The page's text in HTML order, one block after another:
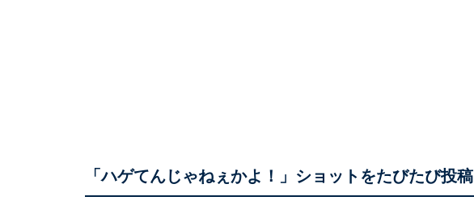
「ハゲてんじゃねぇかよ！」ショットをたびたび投稿